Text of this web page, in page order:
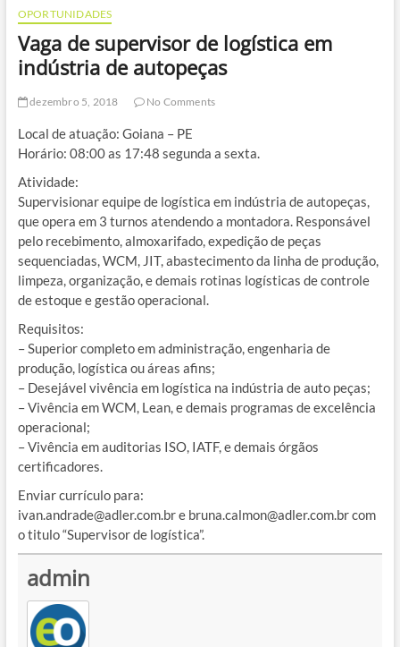
OPORTUNIDADES
Vaga de supervisor de logística em
indústria de autopeças
dezembro 5, 2018 No Comments
Local de atuação: Goiana – PE
Horário: 08:00 as 17:48 segunda a sexta.
Atividade:
Supervisionar equipe de logística em indústria de autopeças,
que opera em 3 turnos atendendo a montadora. Responsável
pelo recebimento, almoxarifado, expedição de peças
sequenciadas, WCM, JIT, abastecimento da linha de produção,
limpeza, organização, e demais rotinas logísticas de controle
de estoque e gestão operacional.
Requisitos:
– Superior completo em administração, engenharia de
produção, logística ou áreas afins;
– Desejável vivência em logística na indústria de auto peças;
– Vivência em WCM, Lean, e demais programas de excelência
operacional;
– Vivência em auditorias ISO, IATF, e demais órgãos
certificadores.
Enviar currículo para:
ivan.andrade@adler.com.br e bruna.calmon@adler.com.br com
o titulo “Supervisor de logística”.
admin